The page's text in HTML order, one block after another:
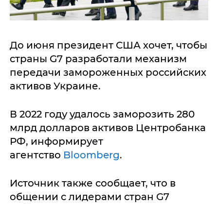
До июня президент США хочет, чтобы
страны G7 разработали механизм
передачи замороженных российских
активов Украине.
В 2022 году удалось заморозить 280
млрд долларов активов Центробанка
РФ, информирует
агентство Bloomberg.
Источник также сообщает, что в
общении с лидерами стран G7